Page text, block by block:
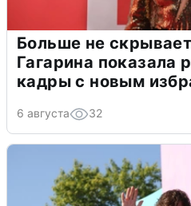
Больше не
Гагарина показала
кадры с новым
6 августа 32